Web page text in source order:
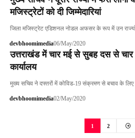
मजिस्ट्रेटों को दी जिम्मेदारियां
जिला मजिस्ट्रेट एडिशनल नोडल अफसर के रूप में उन
devbhoomimedia06/May/2020
उत्तराखंड में चार मई से सुबह दस से
कार्यालय
मुख्य सचिव ने दफ्तरों में कोविड-19 संक्रमण से बचाव के लिए
devbhoomimedia02/May/2020
1 2